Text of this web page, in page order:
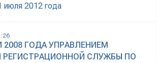
2012 года
ГОДА УПРАВЛЕНИЕМ
РЕГИСТРАЦИОННОЙ СЛУЖБЫ ПО